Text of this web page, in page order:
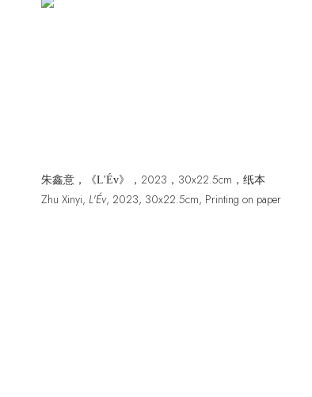
朱鑫意，《L'Év》， 2023，30x22.5cm，纸本
Zhu Xinyi, L'Év, 2023, 30x22.5cm, Printing on paper